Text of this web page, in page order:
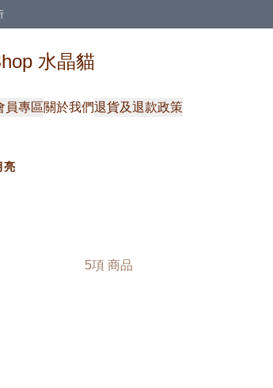
水晶貓
員專區關於我們退貨及退款政策
亮
5項 商品